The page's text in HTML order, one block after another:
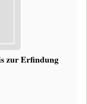
zur Erfindung